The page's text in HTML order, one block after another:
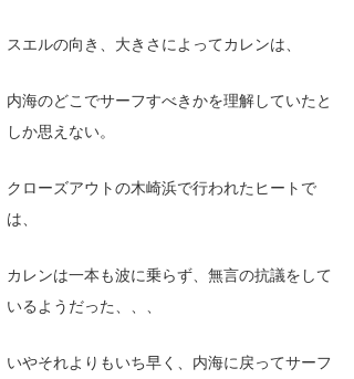
スエルの向き、大きさによってカレンは、
内海のどこでサーフすべきかを理解していたと
しか思えない。
クローズアウトの木崎浜で行われたヒートで
は、
カレンは一本も波に乗らず、無言の抗議をして
いるようだった、、、
いやそれよりもいち早く、内海に戻ってサーフ